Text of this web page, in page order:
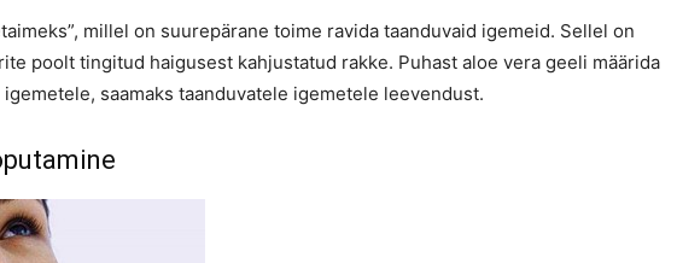
millel on suurepärane toime ravida taanduvaid igemeid. Sellel on
poolt tingitud haigusest kahjustatud rakke. Puhast aloe vera geeli määrida
saamaks taanduvatele igemetele leevendust.